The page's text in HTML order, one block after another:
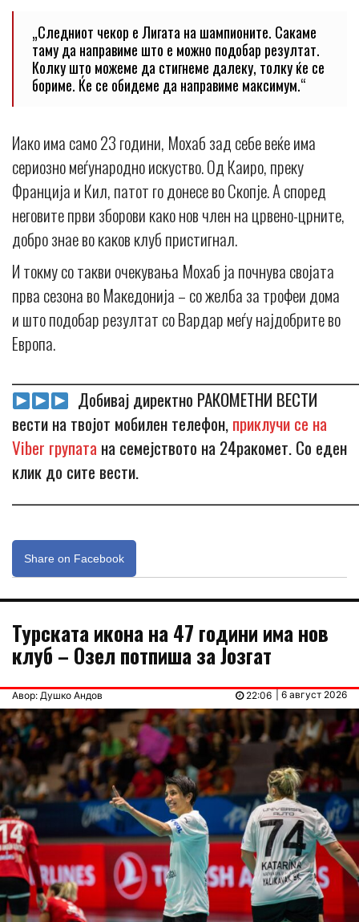
„Следниот чекор е Лигата на шампионите. Сакаме
таму да направиме што е можно подобар резултат.
Колку што можеме да стигнеме далеку, толку ќе се
бориме. Ќе се обидеме да направиме максимум.“
Иако има само 23 години, Мохаб зад себе веќе има
сериозно меѓународно искуство. Од Каиро, преку
Франција и Кил, патот го донесе во Скопје. А според
неговите први зборови како нов член на црвено-црните,
добро знае во каков клуб пристигнал.
И токму со такви очекувања Мохаб ја почнува својата
прва сезона во Македонија – со желба за трофеи дома
и што подобар резултат со Вардар меѓу најдобрите во
Европа.
Добивај директно РАКОМЕТНИ ВЕСТИ
вести на твојот мобилен телефон,приклучи се на
Viber групата на семејството на 24ракомет. Со еден
клик до сите вести.
Share on Facebook
Турската икона на 47 години има нов
клуб – Озел потпиша за Јозгат
Авор: Душко Андов | 6 август 2026
22:06